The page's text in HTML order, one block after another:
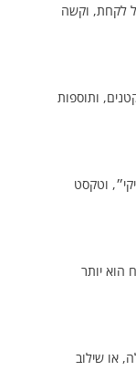
לקחת, וקשה
ותוספות
וטקסט
הוא יותר
או שילוב